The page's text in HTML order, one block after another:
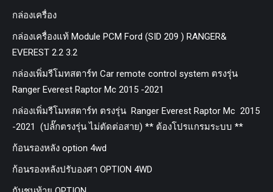
กล่องเครื่อง
กล่องเครื่องแท้ Module PCM Ford (SID 209 ) RANGER&
EVEREST 2.2 3.2
กล่องเพิ่มรีโมทสตาร์ท Car remote control system ตรงรุ่น
Ranger Everest Raptor Mc 2015 -2021
กล่องเพิ่มรีโมทสตาร์ท ตรงรุ่น Ranger Everest Raptor Mc 2015
-2021 (ปลั๊กตรงรุ่น ไม่ตัดต่อสาย) ** ต้องโปรแกรมระบบ **
ก้อนรองหลัง option 4wd
ก้อนรองหลังปรับองศา OPTION 4WD